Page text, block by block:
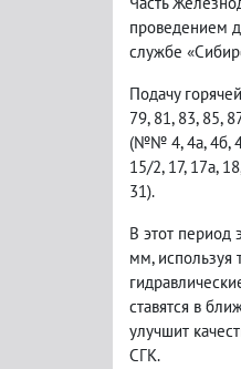
проведением
службе
Подачу
79, 81, 83, 85,
(№№ 4, 4а, 4б,
15/2, 17, 17а,
31).
В этот период
мм, используя
ставятся в
улучшит
СГК.